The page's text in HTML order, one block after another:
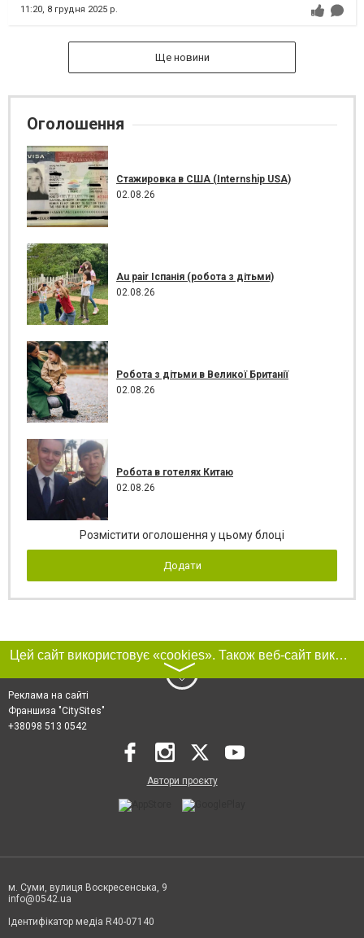
11:20, 8 грудня 2025 р.
Ще новини
Оголошення
Стажировка в США (Internship USA)
02.08.26
Au pair Іспанія (робота з дітьми)
02.08.26
Робота з дітьми в Великої Британії
02.08.26
Робота в готелях Китаю
02.08.26
Розмістити оголошення у цьому блоці
Додати
Цей сайт використовує «cookies». Також веб-сайт використовує інтернет-сервіс для збору технічних даних стосовно відвідувачів з метою отримання маркетингової та статистичної інформації. Умови обробки даних відвідувачів сайту див.
〉
Реклама на сайті
Франшиза "CitySites"
+38098 513 0542
Автори проєкту
м. Суми, вулиця Воскресенська, 9
info@0542.ua
Ідентифікатор медіа R40-07140